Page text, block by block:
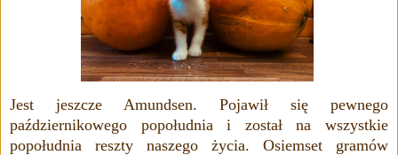
Jest jeszcze Amundsen. Pojawił się pewnego
październikowego popołudnia i został na wszystkie
popołudnia reszty naszego życia. Osiemset gramów